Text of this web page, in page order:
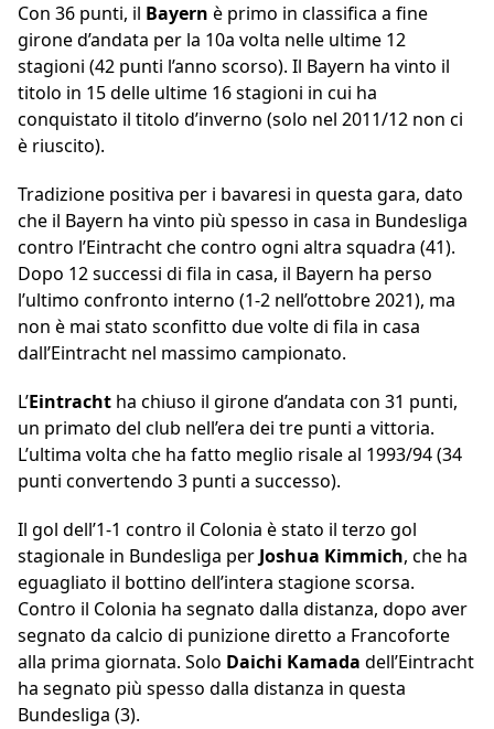
Con 36 punti, il Bayern è primo in classifica a fine
girone d’andata per la 10a volta nelle ultime 12
stagioni (42 punti l’anno scorso). Il Bayern ha vinto il
titolo in 15 delle ultime 16 stagioni in cui ha
conquistato il titolo d’inverno (solo nel 2011/12 non ci
è riuscito).
Tradizione positiva per i bavaresi in questa gara, dato
che il Bayern ha vinto più spesso in casa in Bundesliga
contro l’Eintracht che contro ogni altra squadra (41).
Dopo 12 successi di fila in casa, il Bayern ha perso
l’ultimo confronto interno (1-2 nell’ottobre 2021), ma
non è mai stato sconfitto due volte di fila in casa
dall’Eintracht nel massimo campionato.
L’Eintracht ha chiuso il girone d’andata con 31 punti,
un primato del club nell’era dei tre punti a vittoria.
L’ultima volta che ha fatto meglio risale al 1993/94 (34
punti convertendo 3 punti a successo).
Il gol dell’1-1 contro il Colonia è stato il terzo gol
stagionale in Bundesliga perJoshua Kimmich, che ha
eguagliato il bottino dell’intera stagione scorsa.
Contro il Colonia ha segnato dalla distanza, dopo aver
segnato da calcio di punizione diretto a Francoforte
alla prima giornata. Solo Daichi Kamada dell’Eintracht
ha segnato più spesso dalla distanza in questa
Bundesliga (3).